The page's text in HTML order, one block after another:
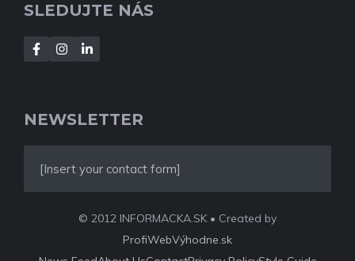
SLEDUJTE NÁS
NEWSLETTER
[Insert your contact form]
© 2012 INFORMACKA.SK • Created by
ProfiWebVýhodne.sk